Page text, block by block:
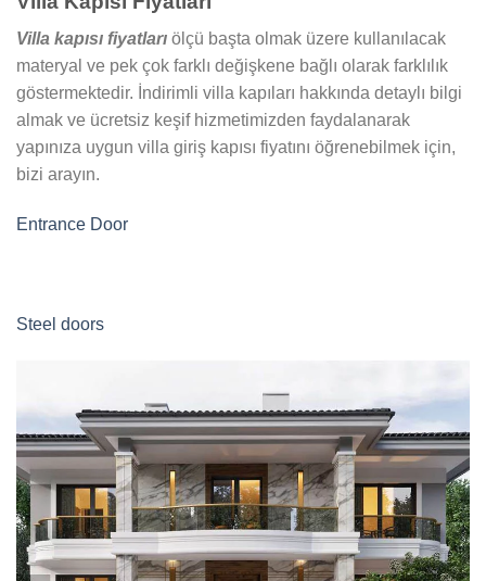
Villa kapısı fiyatları ölçü başta olmak üzere kullanılacak
materyal ve pek çok farklı değişkene bağlı olarak farklılık
göstermektedir. İndirimli villa kapıları hakkında detaylı bilgi
almak ve ücretsiz keşif hizmetimizden faydalanarak
yapınıza uygun villa giriş kapısı fiyatını öğrenebilmek için,
bizi arayın.
Entrance Door
Steel doors